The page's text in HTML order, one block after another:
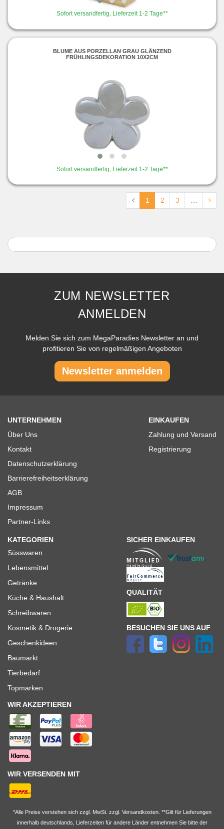
Sofort versandfertig, Lieferzeit 1-2 Tage**
BLUME AUS PORZELLAN GRAU GLÄNZEND
FRÜHLINGSDEKORATION 10X2CM
Sofort versandfertig, Lieferzeit 1-2 Tage**
1 2 3 …
ZUM NEWSLETTER
ANMELDEN
Melden Sie sich zum MegaParadies Newsletter an und
profitieren Sie von regelmäßigen Angeboten
Newsletter anmelden
UNTERNEHMEN
Über Uns
Kontakt
Datenschutzerklärung
Barrierefreiheitserklärung
AGB
Impressum
Partner-Links
EINKAUFEN
Zahlung und Versand
Registrierung
KATEGORIEN
Süsswaren
Lebensmittel
Getränke
Küche & Haushalt
Schreibwaren
Kosmetik & Drogerie
Geschenkideen
Baumarkt
Tierbedarf
Topmarken
SICHER EINKAUFEN
QUALITÄT
BESUCHEN SIE UNS AUF
WIR AKZEPTIEREN
WIR VERSENDEN MIT
*Alle Preise verstehen sich zzgl. MwSt. zzgl. Versandkosten. **Gilt für Lieferungen
innerhalb deutschlands, Lieferzeiten für andere Länder entnehmen Sie bitte der